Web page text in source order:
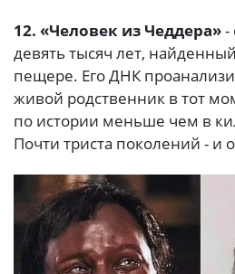
12. «Человек из Чеддера»-
девять тысяч лет,
пещере. Его ДНК
живой родственник в тот
по истории меньше чем в
Почти триста поколений - и